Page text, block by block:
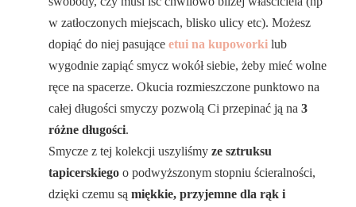
w zatłoczonych miejscach, blisko ulicy etc). Możesz
dopiąć do niej pasująceetui na kupoworki lub
wygodnie zapiąć smycz wokół siebie, żeby mieć wolne
ręce na spacerze. Okucia rozmieszczone punktowo na
całej długości smyczy pozwolą Ci przepinać ją na3
różne długości.
Smycze z tej kolekcji uszyliśmyze sztruksu
tapicerskiego o podwyższonym stopniu ścieralności,
dzięki czemu sąmiękkie, przyjemne dla rąk i